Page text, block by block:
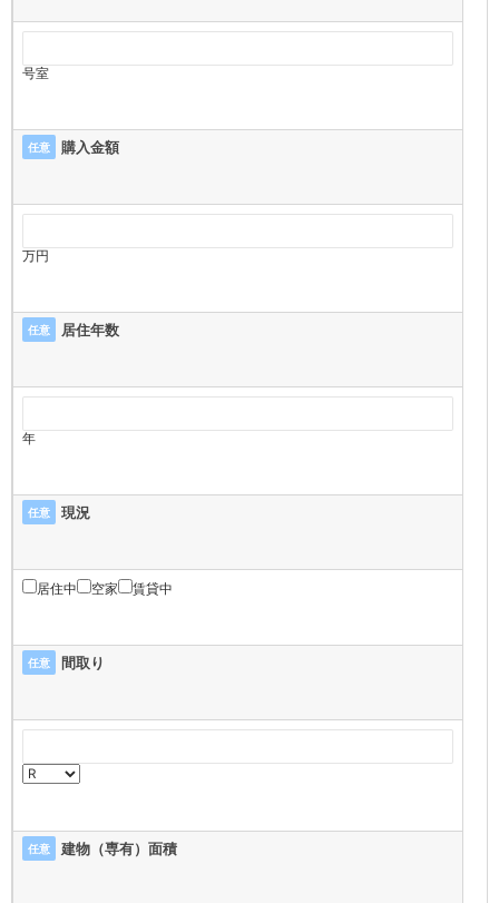
号室
任意 購入金額
万円
任意 居住年数
年
任意 現況
居住中 空家 賃貸中
任意 間取り
任意 建物（専有）面積